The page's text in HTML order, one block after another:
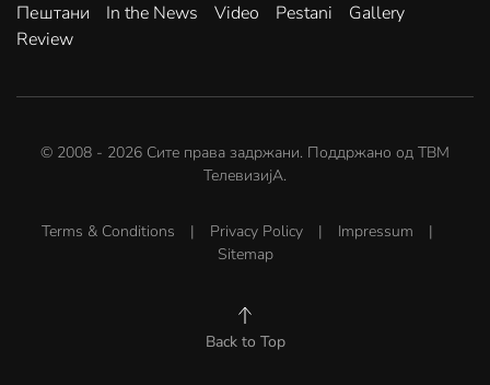
Пештани In the News Video Pestani
Gallery
Review
© 2008 - 2026 Сите права задржани. Поддржано од ТВМ
ТелевизијА.
Terms & Conditions | Privacy Policy | Impressum |
Sitemap
Back to Top